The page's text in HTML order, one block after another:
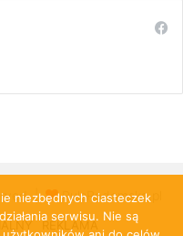
| PulsRadomska.pl
REKLAMA
niezbędnych ciasteczek
serwisu. Nie są